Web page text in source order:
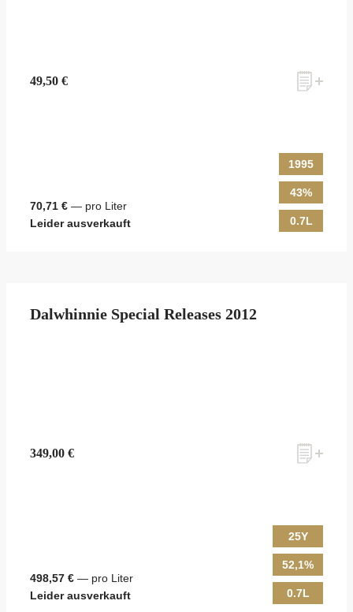
49,50 €
70,71 € — pro Liter
Leider ausverkauft
1995
43%
0.7L
Dalwhinnie Special Releases 2012
349,00 €
498,57 € — pro Liter
Leider ausverkauft
25Y
52,1%
0.7L